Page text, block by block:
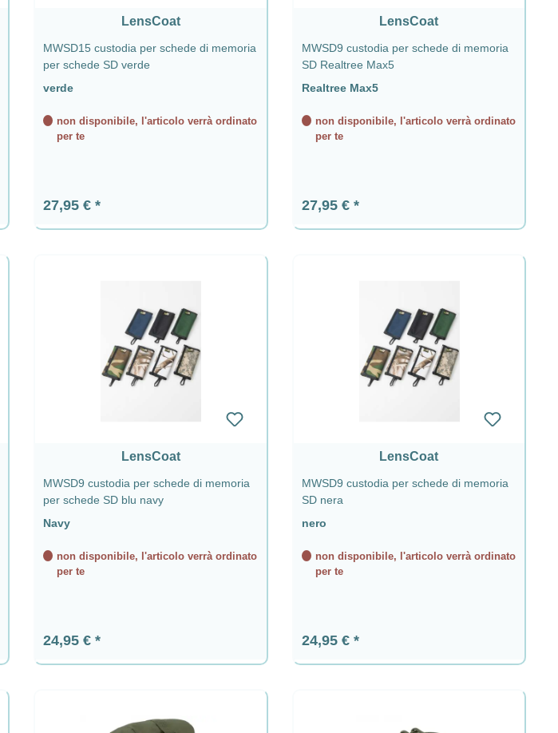
LensCoat
MWSD15 custodia per schede di memoria
per schede SD verde
verde
non disponibile, l'articolo verrà ordinato
per te
Prezzo normale:
27,95 €
LensCoat
MWSD9 custodia per schede di memoria
SD Realtree Max5
Realtree Max5
non disponibile, l'articolo verrà ordinato
per te
Prezzo normale:
27,95 €
LensCoat
MWSD9 custodia per schede di memoria
per schede SD blu navy
Navy
non disponibile, l'articolo verrà ordinato
per te
Prezzo normale:
24,95 €
LensCoat
MWSD9 custodia per schede di memoria
SD nera
nero
non disponibile, l'articolo verrà ordinato
per te
Prezzo normale:
24,95 €